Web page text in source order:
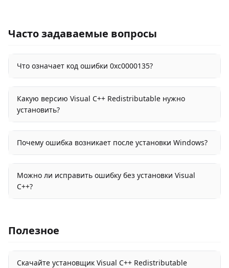
Часто задаваемые вопросы
Что означает код ошибки 0xc0000135?
Какую версию Visual C++ Redistributable нужно
установить?
Почему ошибка возникает после установки Windows?
Можно ли исправить ошибку без установки Visual
C++?
Полезное
Скачайте установщик Visual C++ Redistributable